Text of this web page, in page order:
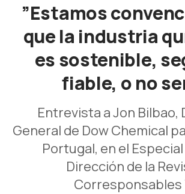
”Estamos
que la industria
es sostenible,
fiable, o no
Entrevista a Jon Bilbao,
General de Dow Chemical
Portugal, en el
Dirección de la
Corresponsables